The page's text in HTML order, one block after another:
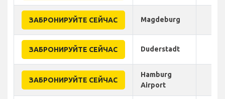
ЗАБРОНИРУЙТЕ СЕЙЧАС Magdeburg
ЗАБРОНИРУЙТЕ СЕЙЧАС Duderstadt
ЗАБРОНИРУЙТЕ СЕЙЧАС
Hamburg
Airport